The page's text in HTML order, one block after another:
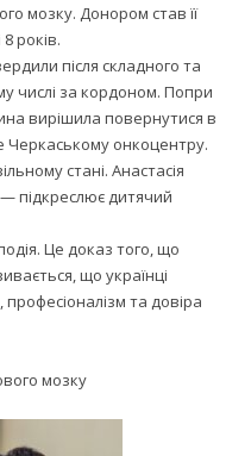
мозку. Донором став її
років.
після складного та
числі за кордоном. Попри
вирішила повернутися в
Черкаському онкоцентру.
стані. Анастасія
— підкреслює дитячий
Це доказ того, що
що українці
та довіра
мозку